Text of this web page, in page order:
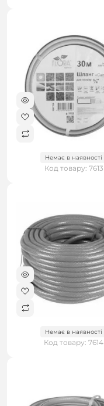
Немає в наявності
Код товару: 7613
Немає в наявності
Код товару: 7614